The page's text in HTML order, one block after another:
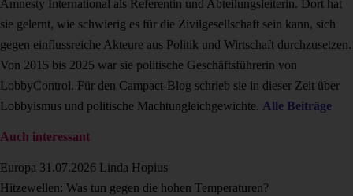
Amnesty International als Referentin und Abteilungsleiterin. Dort hat
sie gelernt, wie schwierig es für die Zivilgesellschaft sein kann, sich
gegen einflussreiche Akteure aus Politik und Wirtschaft durchzusetzen.
Von 2015 bis 2025 war sie politische Geschäftsführerin von
LobbyControl. Für den Campact-Blog schrieb sie in dieser Zeit über
Lobbyismus und politische Machtungleichgewichte. Alle Beiträge
Auch interessant
Europa 31.07.2026 Linda Hopius
Hitzewellen: Was tun gegen die hohen Temperaturen?